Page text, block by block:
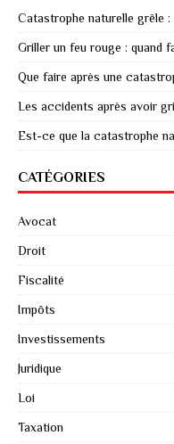
Catastrophe naturelle grêle
Griller un feu rouge : quand
Que faire après une
Les accidents après avoir
Est-ce que la catastrophe
CATÉGORIES
Avocat
Droit
Fiscalité
Impôts
Investissements
Juridique
Loi
Taxation